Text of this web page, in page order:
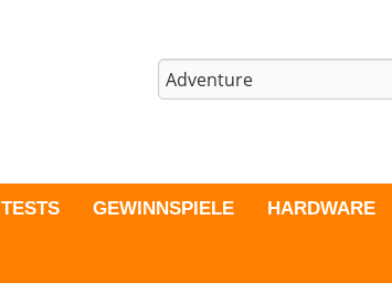
TESTS GEWINNSPIELE HARDWARE